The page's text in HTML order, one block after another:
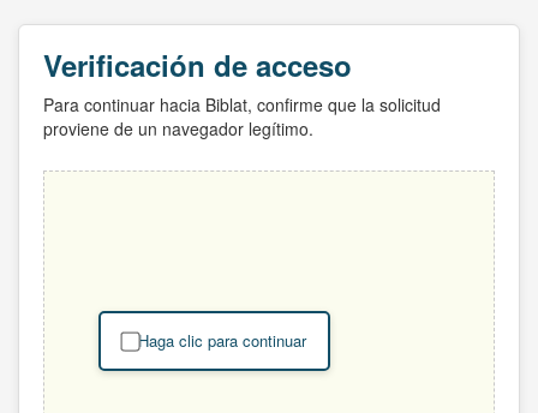
Verificación de acceso
Para continuar hacia Biblat, confirme que la solicitud
proviene de un navegador legítimo.
Haga clic para continuar